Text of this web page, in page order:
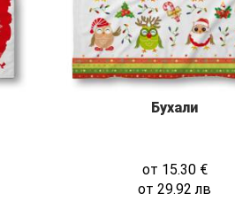
Бухали
от 15.30 €
от29.92лв